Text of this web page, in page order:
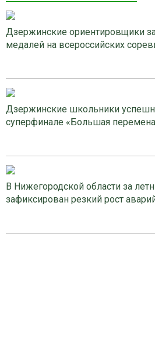
Дзержинские ориентировщики
медалей на всероссийских
Дзержинские школьники
суперфинале «Большая
В Нижегородской области за
зафиксирован резкий рост